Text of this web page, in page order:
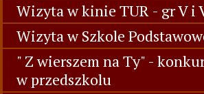
Wizyta w kinie TUR - gr V i
Wizyta w Szkole
" Z wierszem na Ty" -
w przedszkolu